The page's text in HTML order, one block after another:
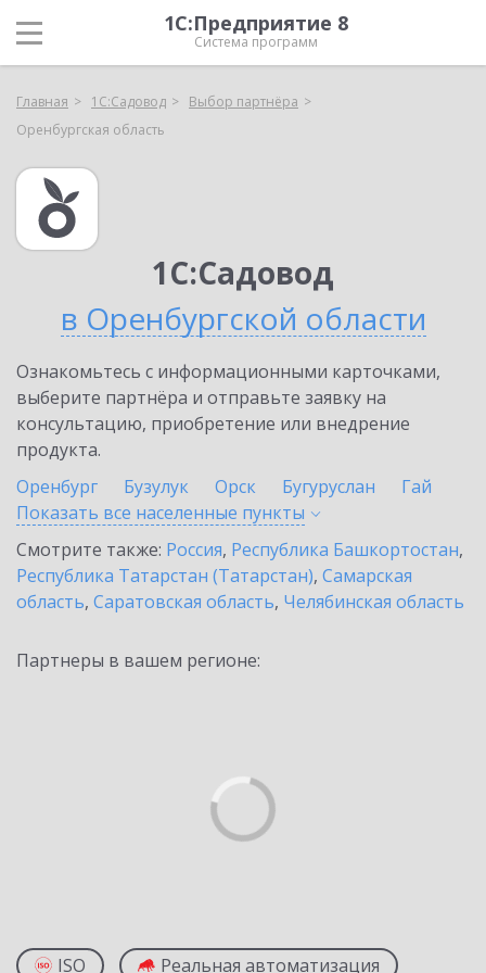
1С:Предприятие 8
Система программ
Главная 1С:Садовод
Выбор партнёра
Оренбургская область
1С:Садовод
в Оренбургской области
Ознакомьтесь с информационными карточками,
выберите партнёра и отправьте заявку на
консультацию, приобретение или внедрение
продукта.
Оренбург
Бузулук Орск Бугуруслан
Гай
Показать все населенные пункты
Смотрите также: Россия, Республика Башкортостан,
Республика Татарстан (Татарстан), Самарская
область, Саратовская область, Челябинская область
Партнеры в вашем регионе:
ISO Реальная автоматизация